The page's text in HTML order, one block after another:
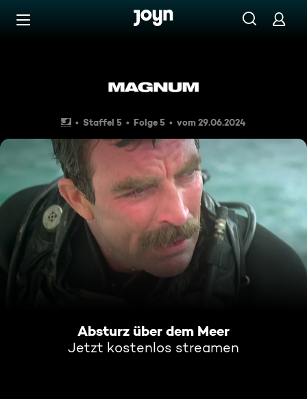
Zum Inhalt springen
Staffel 5 Folge 5 vom 29.06.2024
Absturz über dem Meer
Jetzt kostenlos streamen